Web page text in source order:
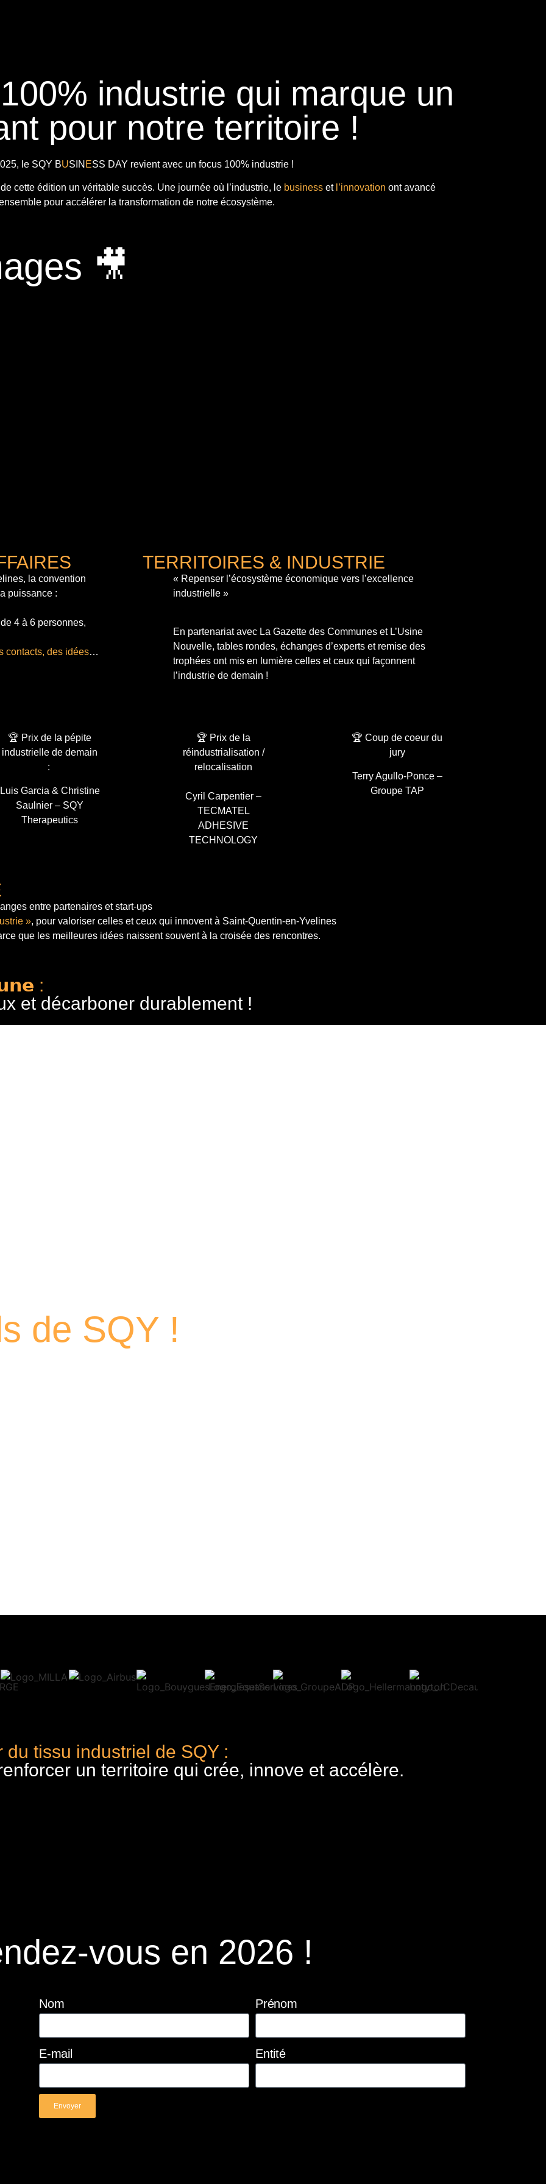
industrie qui marque un
pour notre territoire !
le SQY BUSIN ESS DAY revient avec un focus 100% industrie !
cette édition un véritable succès. Une journée où l’industrie, le businesset l’innovation ont avancé
pour accélérer la transformation de notre écosystème.
🎥
la convention
puissance :
4 à 6 personnes,
contacts, des idées…
TERRITOIRES & INDUSTRIE
« Repenser l’écosystème économique vers l’excellence
industrielle »
En partenariat avec La Gazette des Communes et L’Usine
Nouvelle, tables rondes, échanges d’experts et remise des
trophées ont mis en lumière celles et ceux qui façonnent
l’industrie de demain !
🏆 Prix de la pépite
industrielle de demain
:
Luis Garcia & Christine
Saulnier – SQY
Therapeutics
🏆 Prix de la
réindustrialisation /
relocalisation
Cyril Carpentier –
TECMATEL
ADHESIVE
TECHNOLOGY
🏆 Coup de coeur du
jury
Terry Agullo-Ponce –
Groupe TAP
entre partenaires et start-ups
», pour valoriser celles et ceux qui innovent à Saint-Quentin-en-Yvelines
que les meilleures idées naissent souvent à la croisée des rencontres.
:
et décarboner durablement !
de SQY !
tissu industriel de SQY :
un territoire qui crée, innove et accélère.
vous en 2026 !
Nom Prénom
E-mail Entité
Envoyer